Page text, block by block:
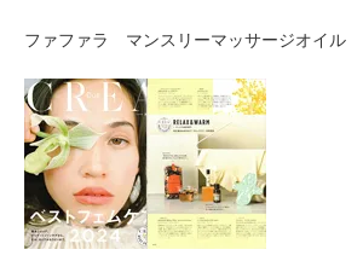
ファファラ マンスリーマッサージオイル